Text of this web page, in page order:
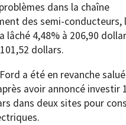
dans la chaîne
des semi-conducteurs,
lâché 4,48% à 206,90
dollars.
a été en revanche
avoir annoncé investir
dans deux sites pour